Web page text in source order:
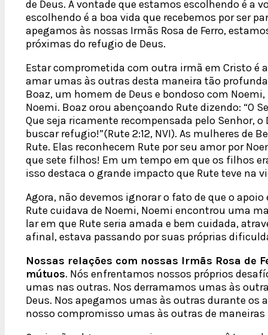
de Deus. A vontade que estamos escolhendo é a
escolhendo é a boa vida que recebemos por ser
apegamos às nossas Irmãs Rosa de Ferro,
próximas do refugio de Deus.
Estar comprometida com outra irmã em Cristo é
amar umas às outras desta maneira tão
Boaz, um homem de Deus e bondoso com
Noemi. Boaz orou abençoando Rute dizendo: “O
Que seja ricamente recompensada pelo Senhor, o
buscar refugio!”(Rute 2:12, NVI). As mulheres de
Rute. Elas reconhecem Rute por seu amor por
que sete filhos! Em um tempo em que os filhos
isso destaca o grande impacto que Rute teve na
Agora, não devemos ignorar o fato de que o
Rute cuidava de Noemi, Noemi encontrou uma
lar em que Rute seria amada e bem cuidada,
afinal, estava passando por suas próprias
Nossas relações com nossas Irmãs Rosa de
mútuos. Nós enfrentamos nossos próprios
umas nas outras. Nos derramamos umas às
Deus. Nos apegamos umas às outras durante os
nosso compromisso umas às outras de